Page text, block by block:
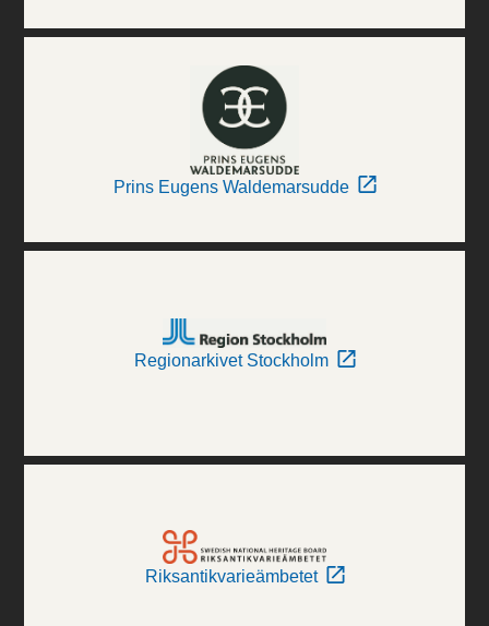
Prins Eugens Waldemarsudde
Regionarkivet Stockholm
Riksantikvarieämbetet